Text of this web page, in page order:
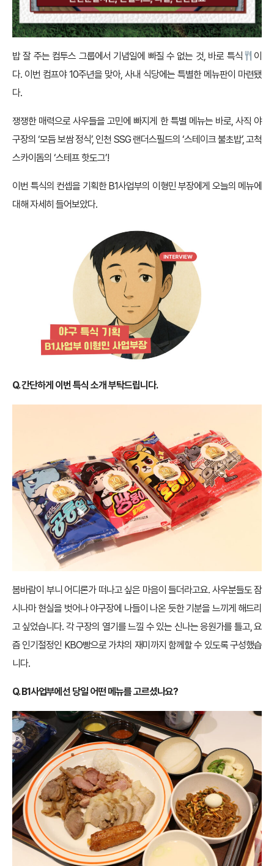
밥 잘 주는 컴투스 그룹에서 기념일에 빠질 수 없는 것, 바로 특식
이
다. 이번 컴프야 10주년을 맞아, 사내 식당에는 특별한 메뉴판이 마련됐
다.
쟁쟁한 매력으로 사우들을 고민에 빠지게 한 특별 메뉴는 바로, 사직 야
구장의 ‘모듬 보쌈 정식’, 인천 SSG 랜더스필드의 ‘스테이크 불초밥’, 고척
스카이돔의 ‘스테프 핫도그’!
이번 특식의 컨셉을 기획한 B1사업부의 이형민 부장에게 오늘의 메뉴에
대해 자세히 들어보았다.
Q. 간단하게 이번 특식 소개 부탁드립니다.
봄바람이 부니 어디론가 떠나고 싶은 마음이 들더라고요. 사우분들도 잠
시나마 현실을 벗어나 야구장에 나들이 나온 듯한 기분을 느끼게 해드리
고 싶었습니다. 각 구장의 열기를 느낄 수 있는 신나는 응원가를 틀고, 요
즘 인기절정인 KBO빵으로 가챠의 재미까지 함께할 수 있도록 구성했습
니다.
Q. B1사업부에선 당일 어떤 메뉴를 고르셨나요?